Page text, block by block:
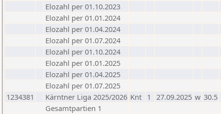
Elozahl per 01.10.2023
Elozahl per 01.01.2024
Elozahl per 01.04.2024
Elozahl per 01.07.2024
Elozahl per 01.10.2024
Elozahl per 01.01.2025
Elozahl per 01.04.2025
Elozahl per 01.07.2025
1234381
Kärntner Liga 2025/2026 Knt 1 27.09.2025 w 30.5
Gesamtpartien 1